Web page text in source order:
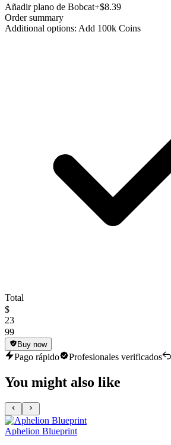
Añadir plano de Bobcat+$8.39
Order summary
Additional options: Add 100k Coins
Total
$
23
99
Buy now
Pago rápido Profesionales verificados
You might also like
Aphelion Blueprint